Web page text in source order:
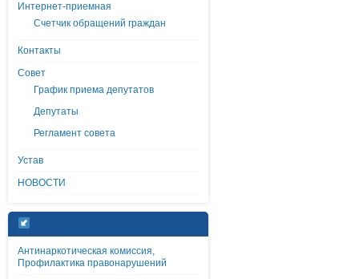
Интернет-приемная
Счетчик обращений граждан
Контакты
Совет
График приема депутатов
Депутаты
Регламент совета
Устав
НОВОСТИ
Антинаркотическая комиссия,
Профилактика правонарушений